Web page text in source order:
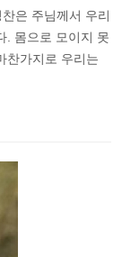
은 주님께서 우리
. 몸으로 모이지 못
찬가지로 우리는